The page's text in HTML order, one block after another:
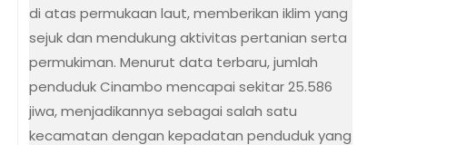
di atas permukaan laut, memberikan iklim yang
sejuk dan mendukung aktivitas pertanian serta
permukiman. Menurut data terbaru, jumlah
penduduk Cinambo mencapai sekitar 25.586
jiwa, menjadikannya sebagai salah satu
kecamatan dengan kepadatan penduduk yang